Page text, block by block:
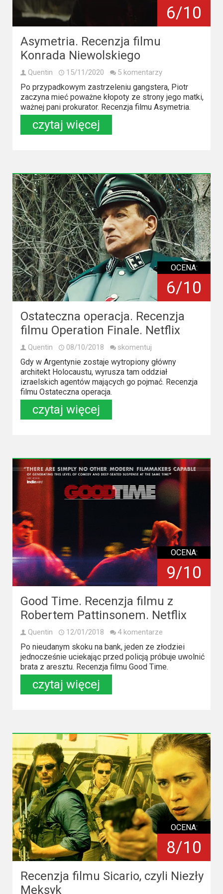
polskie
Komedie
Korea
Południowa
Filmy
oparte
Streaming
Amazon
Prime
Video
Apple
TV
+
Disney+
HBO
Max
Netflix
Sky
Showtime
2022
2021
2020
2019
2018
2016
2017
2015
2014
6/10
Asymetria. Recenzja filmu
Konrada Niewolskiego
Quentin 15/11/2020 5 komentarzy
Po przypadkowym zastrzeleniu gangstera, Piotr
zaczyna mieć poważne kłopoty ze strony jego matki,
ważnej pani prokurator. Recenzja filmu Asymetria.
czytaj więcej
OCENA:
6/10
Ostateczna operacja. Recenzja
filmu Operation Finale. Netflix
Quentin 08/10/2018 skomentuj
Gdy w Argentynie zostaje wytropiony główny
architekt Holocaustu, wyrusza tam oddział
izraelskich agentów mających go pojmać. Recenzja
filmu Ostateczna operacja.
czytaj więcej
OCENA:
9/10
Good Time. Recenzja filmu z
Robertem Pattinsonem. Netflix
Quentin 12/01/2018 4 komentarze
Po nieudanym skoku na bank, jeden ze złodziei
jednocześnie uciekając przed policją próbuje uwolnić
brata z aresztu. Recenzja filmu Good Time.
czytaj więcej
OCENA:
8/10
Recenzja filmu Sicario, czyli Niezły
Meksyk